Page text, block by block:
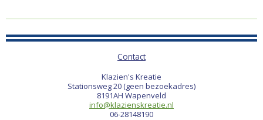
Contact
Klazien's Kreatie
Stationsweg 20 (geen bezoekadres)
8191AH Wapenveld
info@klazienskreatie.nl
06-28148190